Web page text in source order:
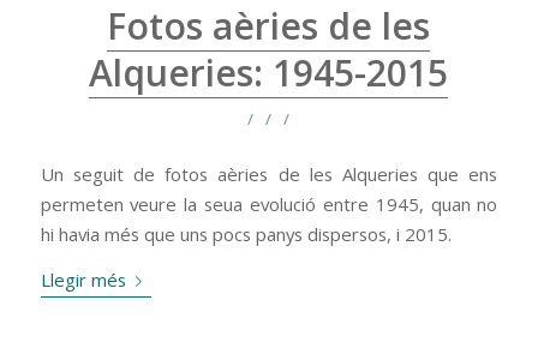
Fotos aèries de les
Alqueries: 1945-2015
/ / /
Un seguit de fotos aèries de les Alqueries que ens
permeten veure la seua evolució entre 1945, quan no
hi havia més que uns pocs panys dispersos, i 2015.
Llegir més